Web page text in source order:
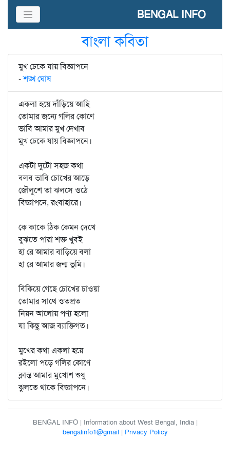
BENGAL INFO
বাংলা কবিতা
মুখ ঢেকে যায় বিজ্ঞাপনে
-শঙ্খ ঘোষ
একলা হয়ে দাঁড়িয়ে আছি
তোমার জন্যে গলির কোণে
ভাবি আমার মুখ দেখাব
মুখ ঢেকে যায় বিজ্ঞাপনে।
একটা দুটো সহজ কথা
বলব ভাবি চোখের আড়ে
জৌলুশে তা ঝলসে ওঠে
বিজ্ঞাপনে, রংবাহারে।
কে কাকে ঠিক কেমন দেখে
বুঝতে পারা শক্ত খুবই
হা রে আমার বাড়িয়ে বলা
হা রে আমার জন্ম ভূমি।
বিকিয়ে গেছে চোখের চাওয়া
তোমার সাথে ওতপ্রত
নিয়ন আলোয় পণ্য হলো
যা কিছু আজ ব্যাক্তিগত।
মুখের কথা একলা হয়ে
রইলো পড়ে গলির কোণে
ক্লান্ত আমার মুখোশ শুধু
ঝুলতে থাকে বিজ্ঞাপনে।
BENGAL INFO | Information about West Bengal, India |
bengalinfo1@gmail | Privacy Policy